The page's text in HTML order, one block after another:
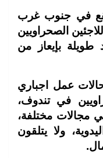
في جنوب غرب
الصحراويين
طويلة بإيعاز من
عمل اجباري
في تندوف،
مجالات مختلفة،
ولا يتلقون
.